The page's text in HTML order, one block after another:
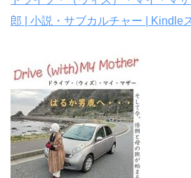
郎 | 小説・サブカルチャー | Kindle